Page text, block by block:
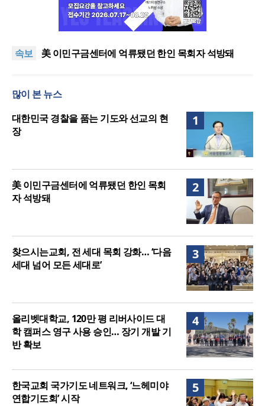
속보
인도 마하라슈트라주 개종 금지법 시행… 기독교계
구 사용 승인… 장기 개발 기반 확보
美 이민구금센터에 억류됐던 한인 목회자 석방돼
인도 마하라슈트라주 개종 금지법 시행… 기독교계
올리벳대학교, 120만 평 리버사이드 대학 캠퍼스 영
구 사용 승인… 장기 개발 기반 확보
많이 본 뉴스
1
대한민국 경찰을 품는 기도와 선교의 현
장
2
美 이민구금센터에 억류됐던 한인 목회
자 석방돼
3
찾으시는교회, 전 세대 목회 강화… ‘다음
세대 넘어 모든 세대로’
4
올리벳대학교, 120만 평 리버사이드 대
학 캠퍼스 영구 사용 승인… 장기 개발 기
반 확보
5
한국교회 국가기도 네트워크, ‘느헤미야
연합기도회’ 시작